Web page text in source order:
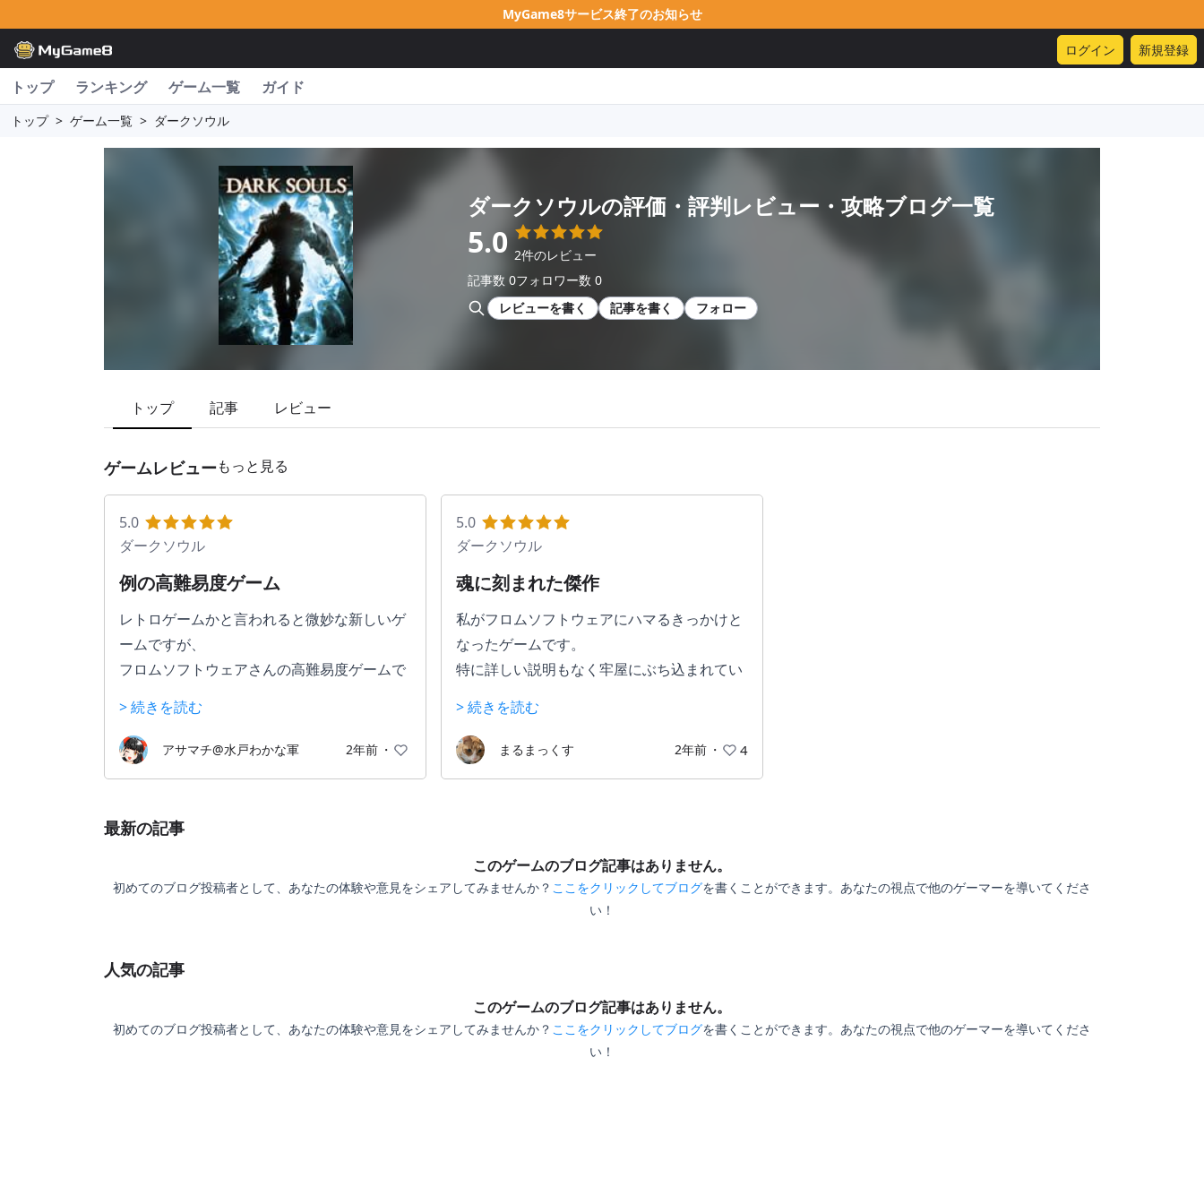
MyGame8サービス終了のお知らせ
ログイン 新規登録
トップ ランキング ゲーム一覧 ガイド
トップ > ゲーム一覧 > ダークソウル
ダークソウルの評価・評判レビュー・攻略ブログ一覧
5.0 2件のレビュー
記事数 0フォロワー数 0
レビューを書く
記事を書く フォロー
トップ 記事 レビュー
ゲームレビューもっと見る
5.0
ダークソウル
例の高難易度ゲーム
レトロゲームかと言われると微妙な新しいゲ
ームですが、
フロムソフトウェアさんの高難易度ゲームで
ボスに何度も挑んでは何度も倒される。。。
そんな繰り返しの末倒したときの達成感はか
なりのものがあります。
るという楽しみが味わえるゲームです。
> 続きを読む
アサマチ@水戸わかな軍 2年前 ・
5.0
ダークソウル
魂に刻まれた傑作
私がフロムソフトウェアにハマるきっかけと
なったゲームです。
特に詳しい説明もなく牢屋にぶち込まれてい
謎のゲームといった第一印象でした。
だがそこが良い！
断片的な情報から想像力を働かせておぼろげ
チュートリアルが終わって、本格的なゲーム
スタート時点で行ける場所が複数あるのです
今行ける場所なのかを体で確かめるスパルタ
仕様に不思議なゾクゾク感を覚えたもので
> 続きを読む
まるまっくす 2年前 ・ 4
最新の記事
このゲームのブログ記事はありません。
初めてのブログ投稿者として、あなたの体験や意見をシェアしてみませんか？ ここをクリックしてブログを書くことができます。あなたの視点で他のゲーマーを導いてくださ
い！
人気の記事
このゲームのブログ記事はありません。
初めてのブログ投稿者として、あなたの体験や意見をシェアしてみませんか？ ここをクリックしてブログを書くことができます。あなたの視点で他のゲーマーを導いてくださ
い！